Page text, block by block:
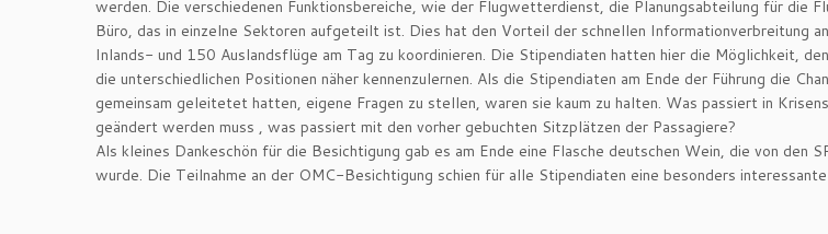
werden. Die verschiedenen Funktionsbereiche, wie der Flugwetterdienst, die Planungsabteilung für die
Büro, das in einzelne Sektoren aufgeteilt ist. Dies hat den Vorteil der schnellen Informationverbreitung
Inlands- und 150 Auslandsflüge am Tag zu koordinieren. Die Stipendiaten hatten hier die Möglichkeit,
die unterschiedlichen Positionen näher kennenzulernen. Als die Stipendiaten am Ende der Führung die
gemeinsam geleitetet hatten, eigene Fragen zu stellen, waren sie kaum zu halten. Was passiert in
geändert werden muss , was passiert mit den vorher gebuchten Sitzplätzen der Passagiere?
Als kleines Dankeschön für die Besichtigung gab es am Ende eine Flasche deutschen Wein, die von
wurde. Die Teilnahme an der OMC-Besichtigung schien für alle Stipendiaten eine besonders